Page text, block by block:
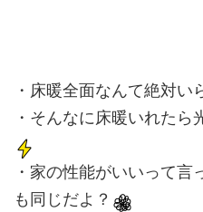
・床暖全面なんて絶対い
・そんなに床暖いれたら
・家の性能がいいって
も同じだよ？